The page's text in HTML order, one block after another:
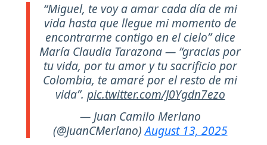
“Miguel, te voy a amar cada día de mi
vida hasta que llegue mi momento de
encontrarme contigo en el cielo” dice
María Claudia Tarazona — “gracias por
tu vida, por tu amor y tu sacrificio por
Colombia, te amaré por el resto de mi
vida”. pic.twitter.com/J0Ygdn7ezo
— Juan Camilo Merlano
(@JuanCMerlano)August 13, 2025